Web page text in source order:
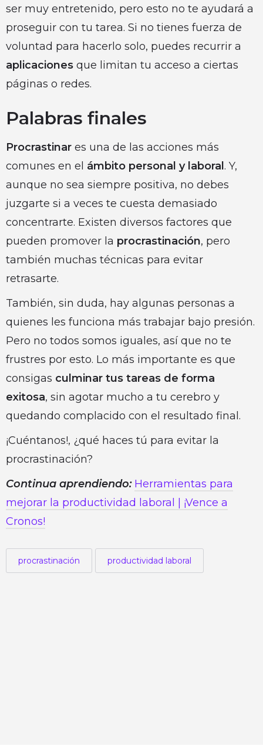
ser muy entretenido, pero esto no te ayudará a
proseguir con tu tarea. Si no tienes fuerza de
voluntad para hacerlo solo, puedes recurrir a
aplicaciones que limitan tu acceso a ciertas
páginas o redes.
Palabras finales
Procrastinar es una de las acciones más
comunes en el ámbito personal y laboral . Y,
aunque no sea siempre positiva, no debes
juzgarte si a veces te cuesta demasiado
concentrarte. Existen diversos factores que
pueden promover la procrastinación, pero
también muchas técnicas para evitar
retrasarte.
También, sin duda, hay algunas personas a
quienes les funciona más trabajar bajo presión.
Pero no todos somos iguales, así que no te
frustres por esto. Lo más importante es que
consigas culminar tus tareas de forma
exitosa, sin agotar mucho a tu cerebro y
quedando complacido con el resultado final.
¡Cuéntanos!, ¿qué haces tú para evitar la
procrastinación?
Continua aprendiendo: Herramientas para
mejorar la productividad laboral | ¡Vence a
Cronos!
procrastinación productividad laboral